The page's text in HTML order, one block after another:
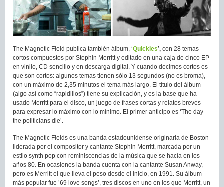
The Magnetic Field publica también álbum, ‘Quickies’, con 28 temas
cortos compuestos por Stephin Merritt y editado en una caja de cinco EP
en vinilo, CD sencillo y en descarga digital. Y cuando decimos cortos es
que son cortos: algunos temas tienen sólo 13 segundos (no es broma),
con un máximo de 2,35 minutos el tema más largo. El título del álbum
(algo así como “rapidillos”) tiene su explicación, y es la base que ha
usado Merritt para el disco, un juego de frases cortas y relatos breves
para expresar lo máximo con lo mínimo. El primer anticipo es ‘The day
the politicians die’.
The Magnetic Fields es una banda estadounidense originaria de Boston
liderada por el compositor y cantante Stephin Merritt, marcada por un
estilo synth pop con reminiscencias de la música que se hacía en los
años 80. En ocasiones la banda cuenta con la cantante Susan Anway,
pero es Merritt el que lleva el peso desde el inicio, en 1991. Su álbum
más popular fue ’69 love songs’, tres discos en uno en los que Merritt, un